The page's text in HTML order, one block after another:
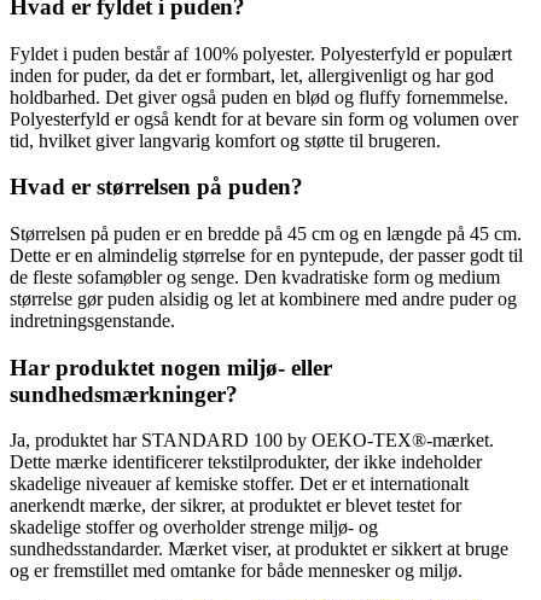
Hvad er fyldet i puden?
Fyldet i puden består af 100% polyester. Polyesterfyld er populært
inden for puder, da det er formbart, let, allergivenligt og har god
holdbarhed. Det giver også puden en blød og fluffy fornemmelse.
Polyesterfyld er også kendt for at bevare sin form og volumen over
tid, hvilket giver langvarig komfort og støtte til brugeren.
Hvad er størrelsen på puden?
Størrelsen på puden er en bredde på 45 cm og en længde på 45 cm.
Dette er en almindelig størrelse for en pyntepude, der passer godt til
de fleste sofamøbler og senge. Den kvadratiske form og medium
størrelse gør puden alsidig og let at kombinere med andre puder og
indretningsgenstande.
Har produktet nogen miljø- eller
sundhedsmærkninger?
Ja, produktet har STANDARD 100 by OEKO-TEX®-mærket.
Dette mærke identificerer tekstilprodukter, der ikke indeholder
skadelige niveauer af kemiske stoffer. Det er et internationalt
anerkendt mærke, der sikrer, at produktet er blevet testet for
skadelige stoffer og overholder strenge miljø- og
sundhedsstandarder. Mærket viser, at produktet er sikkert at bruge
og er fremstillet med omtanke for både mennesker og miljø.